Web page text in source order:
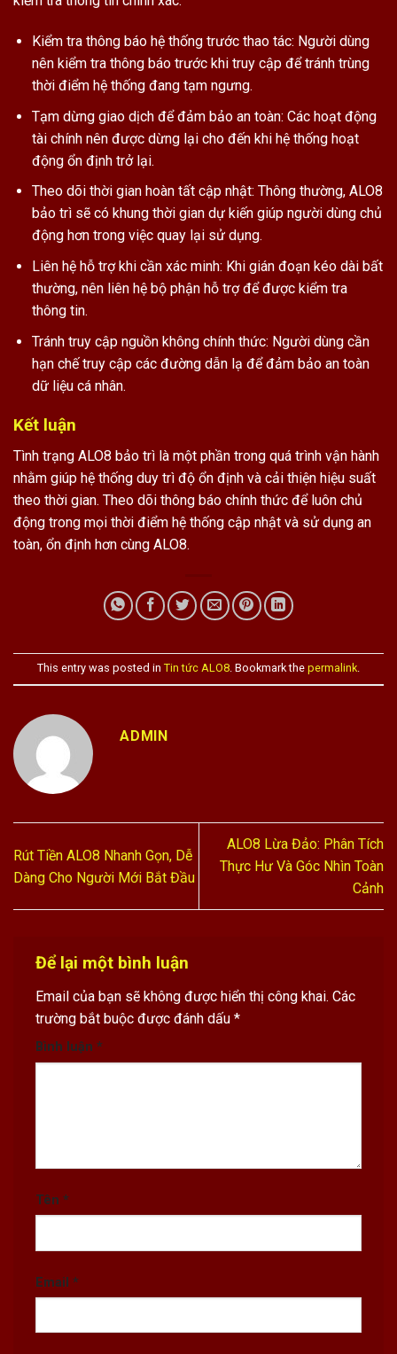
Kiểm tra thông báo hệ thống trước thao tác: Người dùng
nên kiểm tra thông báo trước khi truy cập để tránh trùng
thời điểm hệ thống đang tạm ngưng.
Tạm dừng giao dịch để đảm bảo an toàn: Các hoạt động
tài chính nên được dừng lại cho đến khi hệ thống hoạt
động ổn định trở lại.
Theo dõi thời gian hoàn tất cập nhật: Thông thường, ALO8
bảo trì sẽ có khung thời gian dự kiến giúp người dùng chủ
động hơn trong việc quay lại sử dụng.
Liên hệ hỗ trợ khi cần xác minh: Khi gián đoạn kéo dài bất
thường, nên liên hệ bộ phận hỗ trợ để được kiểm tra
thông tin.
Tránh truy cập nguồn không chính thức: Người dùng cần
hạn chế truy cập các đường dẫn lạ để đảm bảo an toàn
dữ liệu cá nhân.
Kết luận
Tình trạng ALO8 bảo trì là một phần trong quá trình vận hành
nhằm giúp hệ thống duy trì độ ổn định và cải thiện hiệu suất
theo thời gian. Theo dõi thông báo chính thức để luôn chủ
động trong mọi thời điểm hệ thống cập nhật và sử dụng an
toàn, ổn định hơn cùng ALO8.
This entry was posted in Tin tức ALO8. Bookmark the permalink.
ADMIN
Rút Tiền ALO8 Nhanh Gọn, Dễ
Dàng Cho Người Mới Bắt Đầu
ALO8 Lừa Đảo: Phân Tích
Thực Hư Và Góc Nhìn Toàn
Cảnh
Để lại một bình luận
Email của bạn sẽ không được hiển thị công khai. Các
trường bắt buộc được đánh dấu *
Bình luận *
Tên *
Email *